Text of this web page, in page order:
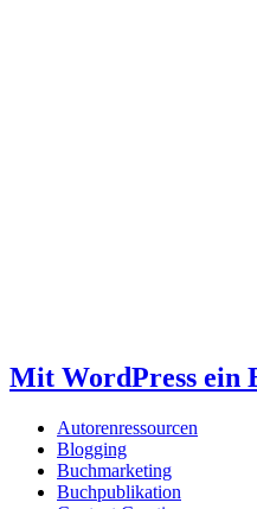
Mit WordPress ein
Autorenressourcen
Blogging
Buchmarketing
Buchpublikation